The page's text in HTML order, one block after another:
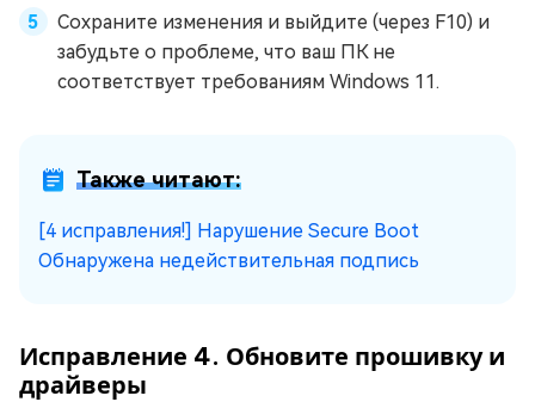
Сохраните изменения и выйдите (через F10) и
забудьте о проблеме, что ваш ПК не
соответствует требованиям Windows 11.
Также читают:
[4 исправления!] Нарушение Secure Boot
Обнаружена недействительная подпись
Исправление 4. Обновите прошивку и
драйверы